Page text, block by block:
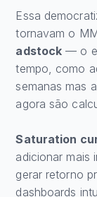
Essa
tornavam o
adstock — o
tempo, como
semanas mas
agora são
Saturation
adicionar mais
gerar retorno
dashboards